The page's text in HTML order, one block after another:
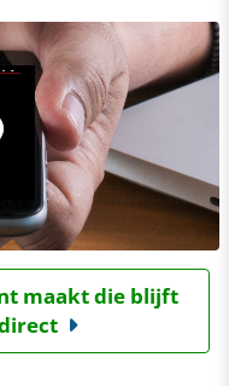
maakt die blijft